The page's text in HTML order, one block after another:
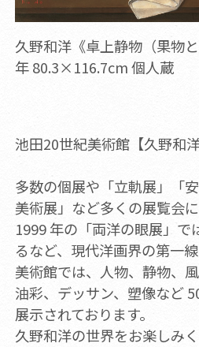
久野和洋《卓上静物（果物
年 80.3×116.7cm 個人蔵
池田20世紀美術館【久野和洋
多数の個展や「立軌展」「
美術展」など多くの展覧会に
1999 年の「両洋の眼展」で
るなど、現代洋画界の第一
美術館では、人物、静物、
油彩、デッサン、塑像など
展示されております。
久野和洋の世界をお楽しみく